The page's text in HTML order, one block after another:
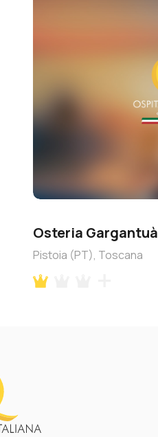
Osteria Gargantuà
Pistoia (PT), Toscana